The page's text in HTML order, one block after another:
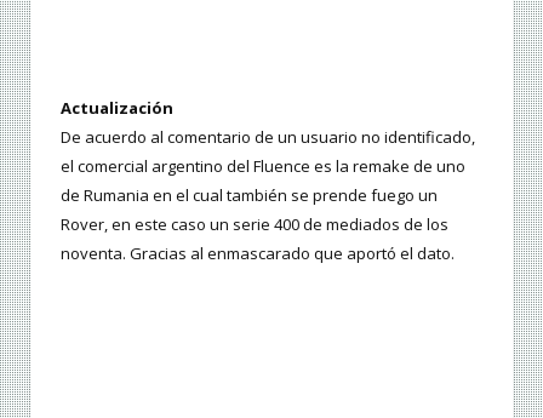
Actualización
De acuerdo al comentario de un usuario no identificado,
el comercial argentino del Fluence es la remake de uno
de Rumania en el cual también se prende fuego un
Rover, en este caso un serie 400 de mediados de los
noventa. Gracias al enmascarado que aportó el dato.